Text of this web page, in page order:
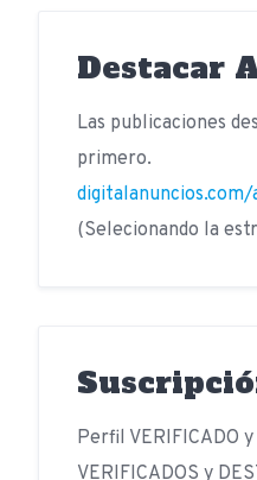
Destacar
Las publicaciones
primero.
(Selecionando la
Perfil VERIFICADO
VERIFICADOS y